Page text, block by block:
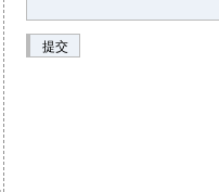
提交